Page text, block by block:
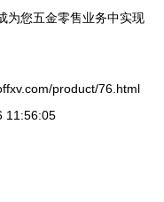
为您五金零售业务中实现
product/76.html
11:56:05